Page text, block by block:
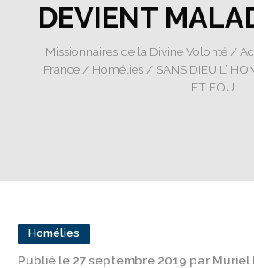
DEVIENT
Missionnaires de la Divine Volonté /
France/ Homélies/ SANS DIEU L’
ET FOU
Homélies
Publié le 27 septembre 2019 par Muriel